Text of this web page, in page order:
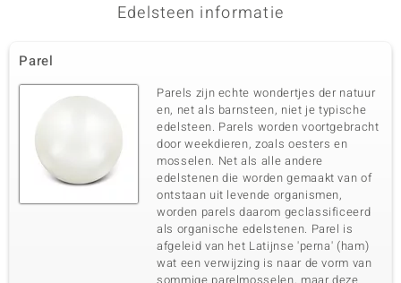
Edelsteen informatie
Parel
Parels zijn echte wondertjes der natuur
en, net als barnsteen, niet je typische
edelsteen. Parels worden voortgebracht
door weekdieren, zoals oesters en
mosselen. Net als alle andere
edelstenen die worden gemaakt van of
ontstaan uit levende organismen,
worden parels daarom geclassificeerd
als organische edelstenen. Parel is
afgeleid van het Latijnse 'perna' (ham)
wat een verwijzing is naar de vorm van